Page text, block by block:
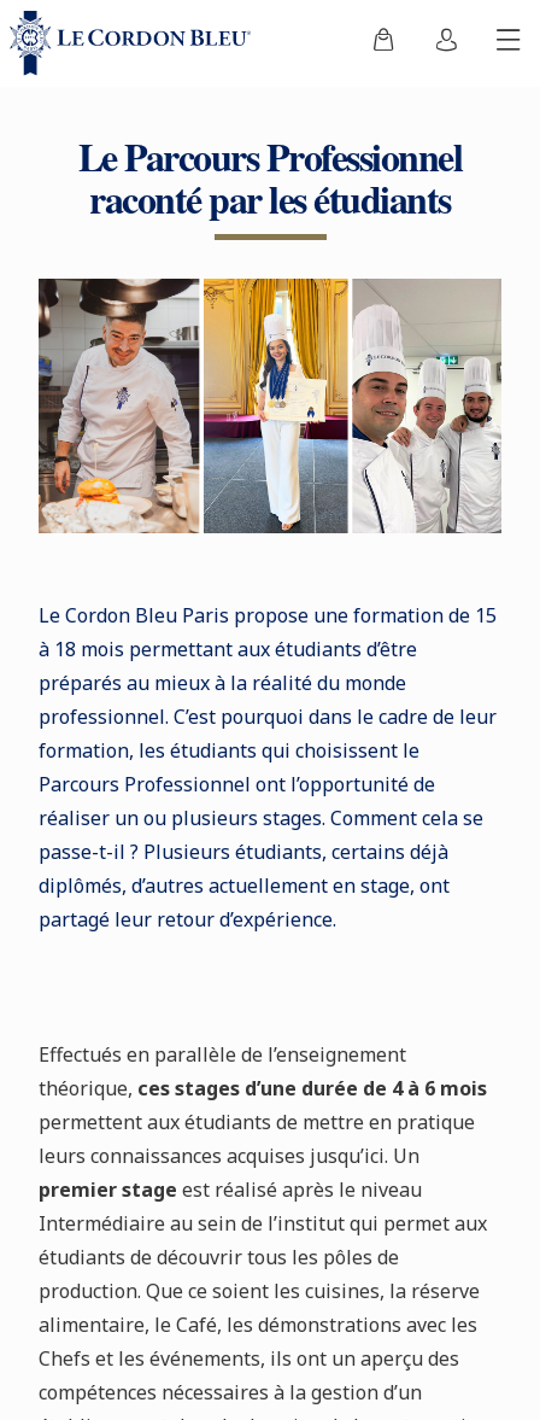
Le Parcours Professionnel
raconté par les étudiants
Le Cordon Bleu Paris propose une formation de 15
à 18 mois permettant aux étudiants d’être
préparés au mieux à la réalité du monde
professionnel. C’est pourquoi dans le cadre de leur
formation, les étudiants qui choisissent le
Parcours Professionnel ont l’opportunité de
réaliser un ou plusieurs stages. Comment cela se
passe-t-il ? Plusieurs étudiants, certains déjà
diplômés, d’autres actuellement en stage, ont
partagé leur retour d’expérience.
Effectués en parallèle de l’enseignement
théorique, ces stages d’une durée de 4 à 6 mois
permettent aux étudiants de mettre en pratique
leurs connaissances acquises jusqu’ici. Un
premier stage est réalisé après le niveau
Intermédiaire au sein de l’institut qui permet aux
étudiants de découvrir tous les pôles de
production. Que ce soient les cuisines, la réserve
alimentaire, le Café, les démonstrations avec les
Chefs et les événements, ils ont un aperçu des
compétences nécessaires à la gestion d’un